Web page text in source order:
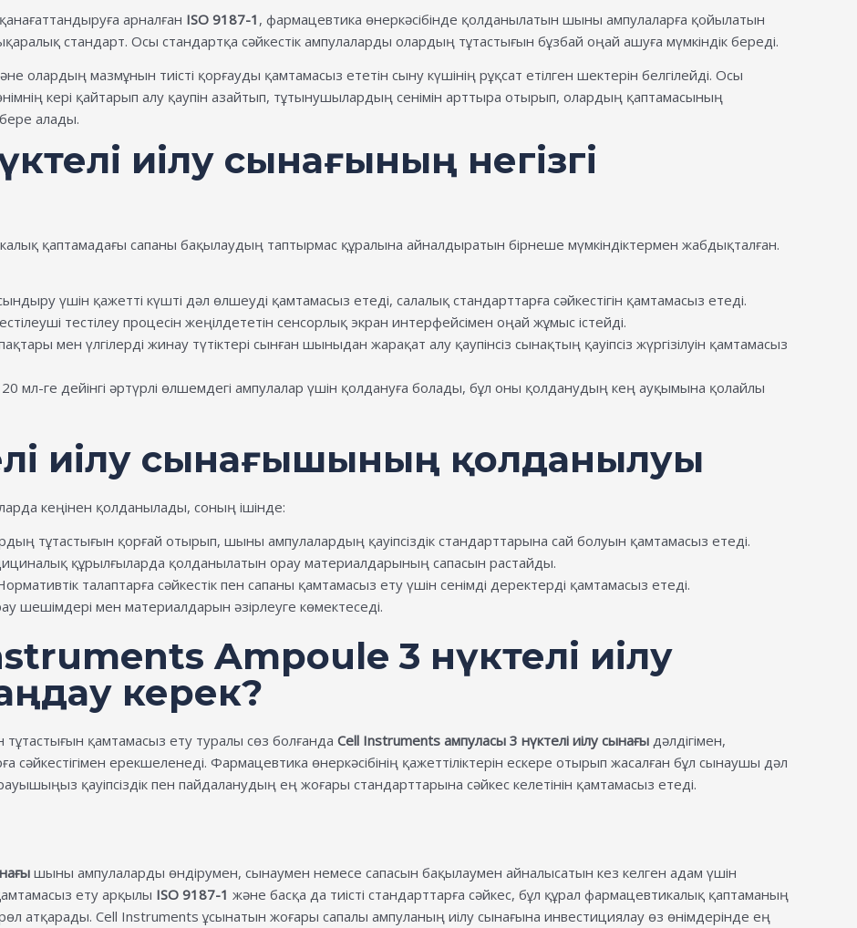
арналған ISO 9187-1 , фармацевтика өнеркәсібінде қолданылатын шыны ампулаларға қойылатын
стандарт. Осы стандартқа сәйкестік ампулаларды олардың тұтастығын бұзбай оңай ашуға мүмкіндік береді.
олардың мазмұнын тиісті қорғауды қамтамасыз ететін сыну күшінің рұқсат етілген шектерін белгілейді. Осы
кері қайтарып алу қаупін азайтып, тұтынушылардың сенімін арттыра отырып, олардың қаптамасының
бере алады.
иілу сынағының негізгі
қаптамадағы сапаны бақылаудың таптырмас құралына айналдыратын бірнеше мүмкіндіктермен жабдықталған.
үшін қажетті күшті дәл өлшеуді қамтамасыз етеді, салалық стандарттарға сәйкестігін қамтамасыз етеді.
тестілеу процесін жеңілдететін сенсорлық экран интерфейсімен оңай жұмыс істейді.
мен үлгілерді жинау түтіктері сынған шыныдан жарақат алу қаупінсіз сынақтың қауіпсіз жүргізілуін қамтамасыз
мл-ге дейінгі әртүрлі өлшемдегі ампулалар үшін қолдануға болады, бұл оны қолданудың кең ауқымына қолайлы
иілу сынағышының қолданылуы
кеңінен қолданылады, соның ішінде:
тұтастығын қорғай отырып, шыны ампулалардың қауіпсіздік стандарттарына сай болуын қамтамасыз етеді.
құрылғыларда қолданылатын орау материалдарының сапасын растайды.
талаптарға сәйкестік пен сапаны қамтамасыз ету үшін сенімді деректерді қамтамасыз етеді.
шешімдері мен материалдарын әзірлеуге көмектеседі.
Ampoule 3 нүктелі иілу
керек?
тұтастығын қамтамасыз ету туралы сөз болғанда Cell Instruments ампуласы 3 нүктелі иілу сынағы дәлдігімен,
сәйкестігімен ерекшеленеді. Фармацевтика өнеркәсібінің қажеттіліктерін ескере отырып жасалған бұл сынаушы дәл
қауіпсіздік пен пайдаланудың ең жоғары стандарттарына сәйкес келетінін қамтамасыз етеді.
шыны ампулаларды өндірумен, сынаумен немесе сапасын бақылаумен айналысатын кез келген адам үшін
ету арқылы ISO 9187-1 және басқа да тиісті стандарттарға сәйкес, бұл құрал фармацевтикалық қаптаманың
рөл атқарады. Cell Instruments ұсынатын жоғары сапалы ампуланың иілу сынағына инвестициялау өз өнімдерінде ең